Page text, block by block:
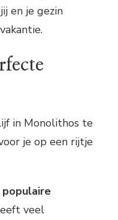
en je gezin
in Monolithos te
je op een rijtje
populaire
veel